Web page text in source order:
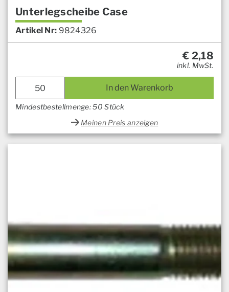
Unterlegscheibe Case
Artikel Nr: 9824326
€ 2,18
inkl. MwSt.
In den Warenkorb
Mindestbestellmenge: 50 Stück
Meinen Preis anzeigen